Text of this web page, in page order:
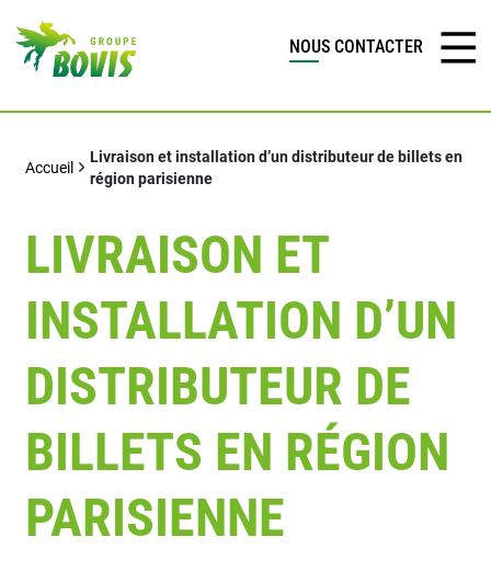
NOUS CONTACTER
Accueil
Livraison et installation d’un distributeur de billets en
région parisienne
LIVRAISON ET
INSTALLATION D’UN
DISTRIBUTEUR DE
BILLETS EN RÉGION
PARISIENNE